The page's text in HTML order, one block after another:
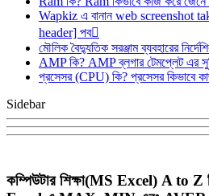
Wapkiz এ বানান web screenshot
header] পব
মৌলিক বৈদ্যুতিক সরঞ্জাম ব্যবহারের
AMP কি? AMP ব্লগার টেমপ্লেট এর
প্রসেসর (CPU) কি? প্রসেসর কিভাবে
Sidebar
কম্পিউটার শিক্ষা(MS Excel) A to Z